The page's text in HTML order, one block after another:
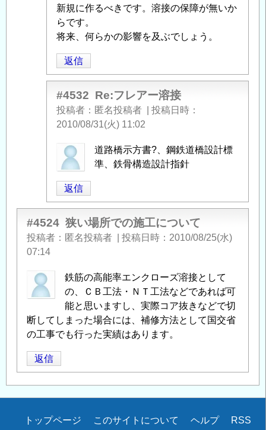
者
に
よ
「Re:
フ
レ
ア
ー
接」
へ
の
返
信
新規に作るべきです。溶接の保障が無いか
らです。
将来、何らかの影響を及ぶでしょう。
返信
#4532 Re:フレアー溶接
投稿者 匿名投稿者
投稿日時
2010/08/31(火) 11:02
匿
名
稿
者
に
よ
フ
レ
ア
ー
溶
接
へ
道路橋示方書?、鋼鉄道橋設計標
準、鉄骨構造設計指針
返信
#4524 狭い場所での施工について
投稿者 匿名投稿者 投稿日時
2010/08/25(水)
07:14
鉄筋の高能率エンクローズ溶接として
の、ＣＢ工法・ＮＴ工法などであれば可
能と思いますし、実際コア抜きなどで切
断してしまった場合には、補修方法として国交省
の工事でも行った実績はあります。
返信
Secondary
トップページ このサイトについて ヘルプ RSS